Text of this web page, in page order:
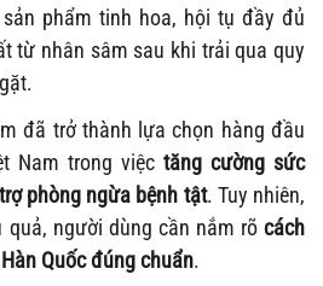
phẩm tinh hoa, hội tụ đầy đủ
từ nhân sâm sau khi trải qua quy
đã trở thành lựa chọn hàng đầu
Nam trong việc tăng cường sức
phòng ngừa bệnh tật. Tuy nhiên,
người dùng cần nắm rõ cách
Quốc đúng chuẩn.